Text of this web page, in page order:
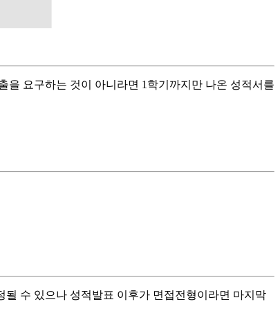
을 요구하는 것이 아니라면 1학기까지만 나온 성적서를
수 있으나 성적발표 이후가 면접전형이라면 마지막